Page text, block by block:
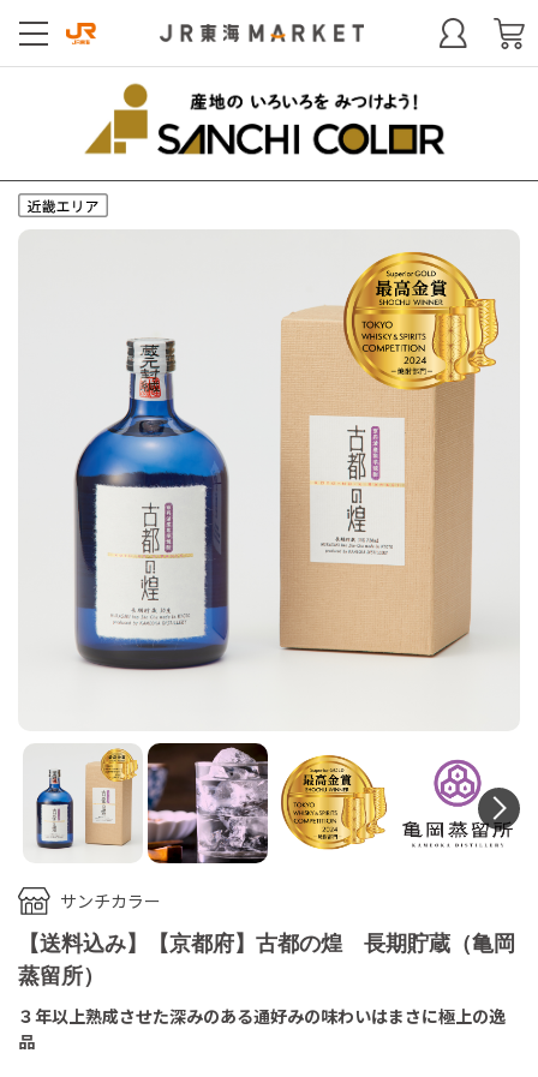
サンチカラー
【送料込み】【京都府】古都の煌 長期貯蔵（亀岡
蒸留所）
３年以上熟成させた深みのある通好みの味わいはまさに極上の逸
品